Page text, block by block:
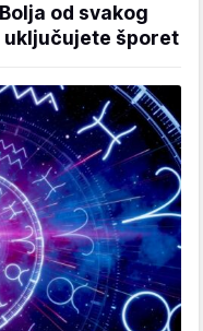
od svakog
uključujete šporet